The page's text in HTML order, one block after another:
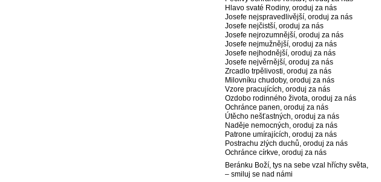
Hlavo svaté Rodiny, oroduj za nás
Josefe nejspravedlivější, oroduj za nás
Josefe nejčistší, oroduj za nás
Josefe nejrozumnější, oroduj za nás
Josefe nejmužnější, oroduj za nás
Josefe nejhodnější, oroduj za nás
Josefe nejvěrnější, oroduj za nás
Zrcadlo trpělivosti, oroduj za nás
Milovníku chudoby, oroduj za nás
Vzore pracujících, oroduj za nás
Ozdobo rodinného života, oroduj za nás
Ochránce panen, oroduj za nás
Útěcho nešťastných, oroduj za nás
Naděje nemocných, oroduj za nás
Patrone umírajících, oroduj za nás
Postrachu zlých duchů, oroduj za nás
Ochránce církve, oroduj za nás
Beránku Boží, tys na sebe vzal hříchy světa,
– smiluj se nad námi